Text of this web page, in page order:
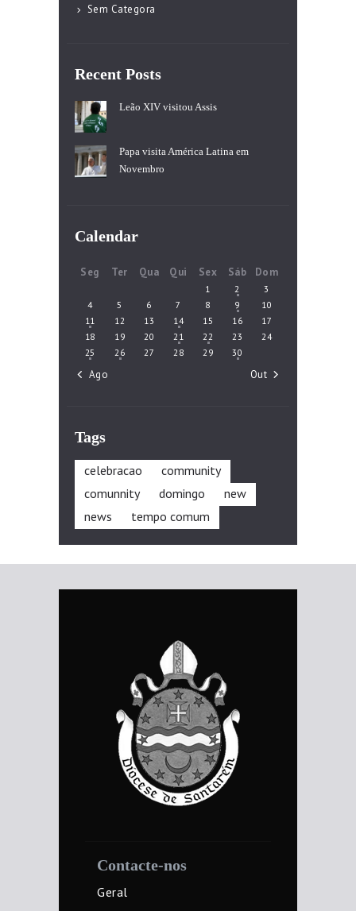
Sem Categora
Recent Posts
Leão XIV visitou Assis
Papa visita América Latina em
Novembro
Calendar
Seg Ter Qua Qui Sex Sáb Dom
1 2
3
4
5 6 7 8 9
10
11
12 13 14 15 16
17
18
19 20 21 22 23
24
25
26 27 28 29 30
« Ago Out »
Tags
celebracao
community
comunnity
domingo
new
news
tempo comum
Contacte-nos
Geral